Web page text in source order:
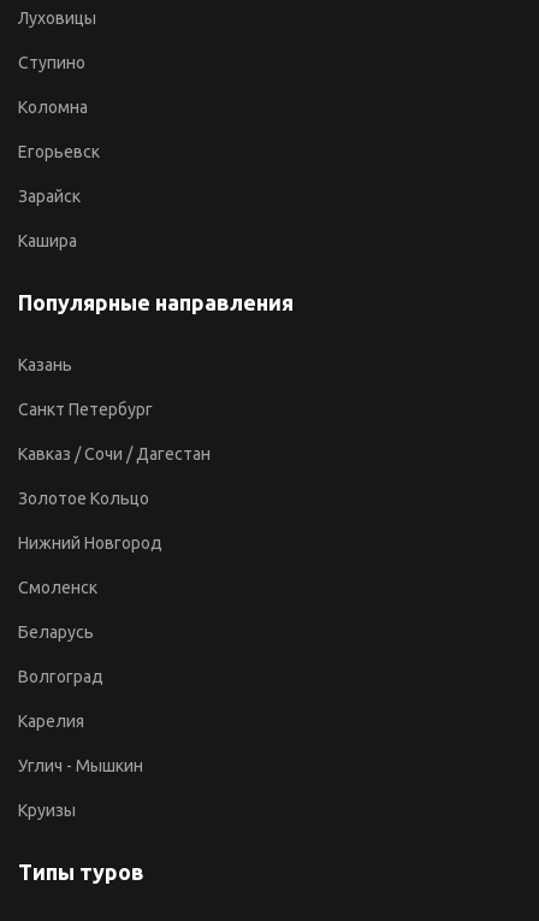
Луховицы
Ступино
Коломна
Егорьевск
Зарайск
Кашира
Популярные направления
Казань
Санкт Петербург
Кавказ / Сочи / Дагестан
Золотое Кольцо
Нижний Новгород
Смоленск
Беларусь
Волгоград
Карелия
Углич - Мышкин
Круизы
Типы туров